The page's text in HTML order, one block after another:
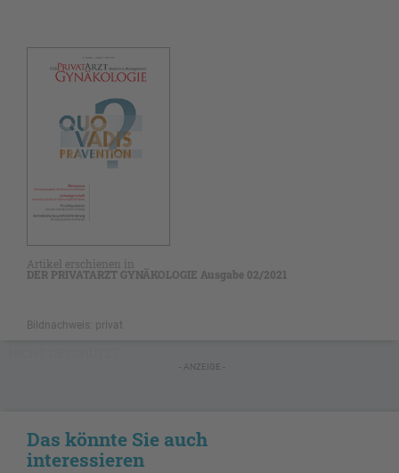
Artikel erschienen in
DER PRIVATARZT GYNÄKOLOGIE Ausgabe 02/2021
Bildnachweis: privat
- ANZEIGE -
Das könnte Sie auch
interessieren